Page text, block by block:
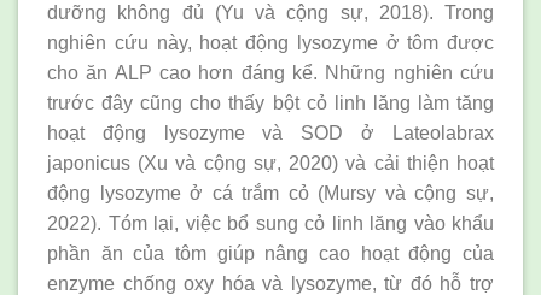
dưỡng không đủ (Yu và cộng sự, 2018). Trong
nghiên cứu này, hoạt động lysozyme ở tôm được
cho ăn ALP cao hơn đáng kể. Những nghiên cứu
trước đây cũng cho thấy bột cỏ linh lăng làm tăng
hoạt động lysozyme và SOD ở Lateolabrax
japonicus (Xu và cộng sự, 2020) và cải thiện hoạt
động lysozyme ở cá trắm cỏ (Mursy và cộng sự,
2022). Tóm lại, việc bổ sung cỏ linh lăng vào khẩu
phần ăn của tôm giúp nâng cao hoạt động của
enzyme chống oxy hóa và lysozyme, từ đó hỗ trợ